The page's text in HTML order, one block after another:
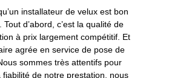
installateur de velux est bon
d’abord, c’est la qualité de
à prix largement compétitif. Et
agrée en service de pose de
sommes très attentifs pour
de notre prestation, nous